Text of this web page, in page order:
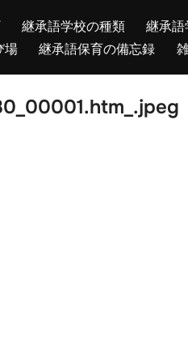
継承語学校の種類 継承
場 継承語保育の備忘録